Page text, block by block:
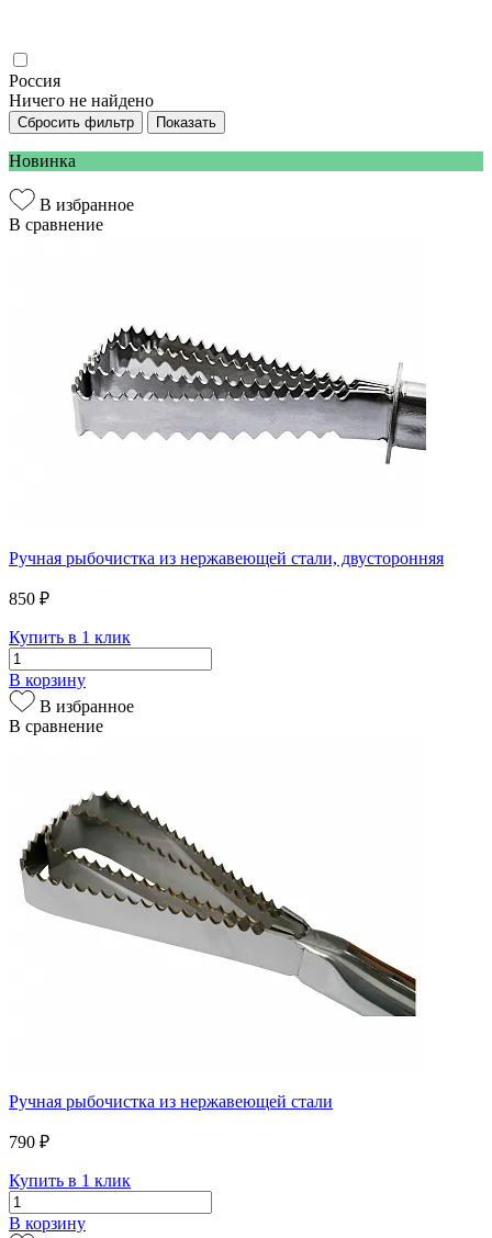
Россия
Ничего не найдено
Сбросить фильтр Показать
Новинка
В избранное
В сравнение
Ручная рыбочистка из нержавеющей стали, двусторонняя
850 ₽
Купить в 1 клик
В корзину
В избранное
В сравнение
Ручная рыбочистка из нержавеющей стали
790 ₽
Купить в 1 клик
В корзину